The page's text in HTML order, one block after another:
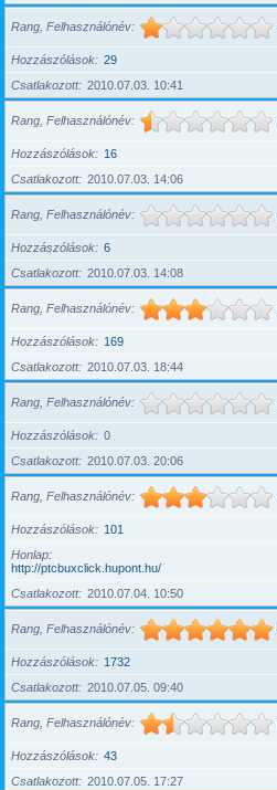
Rang, Felhasználónév
Hozzászólások
29
Csatlakozott
2010.07.03. 10:41
Rang, Felhasználónév
Hozzászólások
16
Csatlakozott
2010.07.03. 14:06
Rang, Felhasználónév
Hozzászólások
6
Csatlakozott
2010.07.03. 14:08
Rang, Felhasználónév
Hozzászólások
169
Csatlakozott
2010.07.03. 18:44
Rang, Felhasználónév
Hozzászólások
0
Csatlakozott
2010.07.03. 20:06
Rang, Felhasználónév
Hozzászólások
101
Honlap
http://ptcbuxclick.hupont.hu/
Csatlakozott
2010.07.04. 10:50
Rang, Felhasználónév
Hozzászólások
1732
Csatlakozott
2010.07.05. 09:40
Rang, Felhasználónév
Hozzászólások
43
Csatlakozott
2010.07.05. 17:27